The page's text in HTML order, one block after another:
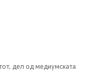
дел од медиумската